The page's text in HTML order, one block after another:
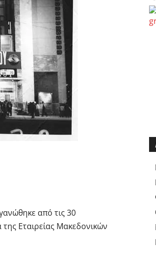
από τις 30
Εταιρείας Μακεδονικών